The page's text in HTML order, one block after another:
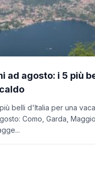
ad agosto: i 5 più
belli d'Italia per una
Como, Garda,